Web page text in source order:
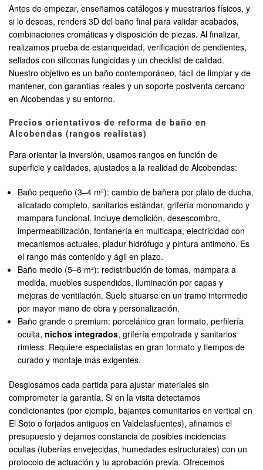
Antes de empezar, enseñamos catálogos y muestrarios físicos, y
si lo deseas, renders 3D del baño final para validar acabados,
combinaciones cromáticas y disposición de piezas. Al finalizar,
realizamos prueba de estanqueidad, verificación de pendientes,
sellados con siliconas fungicidas y un checklist de calidad.
Nuestro objetivo es un baño contemporáneo, fácil de limpiar y de
mantener, con garantías reales y un soporte postventa cercano
en Alcobendas y su entorno.
Precios orientativos de reforma de baño en
Alcobendas (rangos realistas)
Para orientar la inversión, usamos rangos en función de
superficie y calidades, ajustados a la realidad de Alcobendas:
Baño pequeño (3–4 m²): cambio de bañera por plato de ducha,
alicatado completo, sanitarios estándar, grifería monomando y
mampara funcional. Incluye demolición, desescombro,
impermeabilización, fontanería en multicapa, electricidad con
mecanismos actuales, pladur hidrófugo y pintura antimoho. Es
el rango más contenido y ágil en plazo.
Baño medio (5–6 m²): redistribución de tomas, mampara a
medida, muebles suspendidos, iluminación por capas y
mejoras de ventilación. Suele situarse en un tramo intermedio
por mayor mano de obra y personalización.
Baño grande o premium: porcelánico gran formato, perfilería
oculta,nichos integrados, grifería empotrada y sanitarios
rimless. Requiere especialistas en gran formato y tiempos de
curado y montaje más exigentes.
Desglosamos cada partida para ajustar materiales sin
comprometer la garantía. Si en la visita detectamos
condicionantes (por ejemplo, bajantes comunitarios en vertical en
El Soto o forjados antiguos en Valdelasfuentes), afinamos el
presupuesto y dejamos constancia de posibles incidencias
ocultas (tuberías envejecidas, humedades estructurales) con un
protocolo de actuación y tu aprobación previa. Ofrecemos